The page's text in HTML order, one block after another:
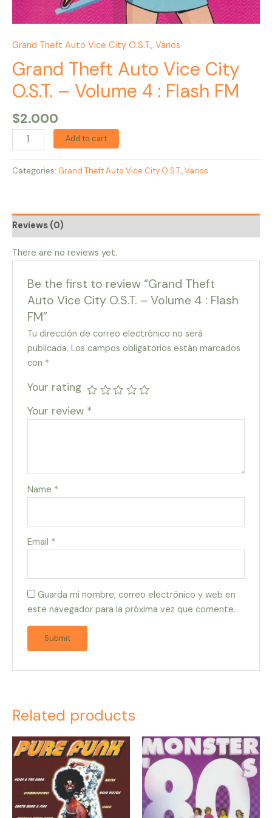
Grand Theft Auto Vice City O.S.T., Varios
Grand Theft Auto Vice City
O.S.T. – Volume 4 : Flash FM
$2.000
Add to cart
Categories: Grand Theft Auto Vice City O.S.T.,Varios
Reviews (0)
There are no reviews yet.
Be the first to review “Grand Theft
Auto Vice City O.S.T. – Volume 4 : Flash
FM”
Tu dirección de correo electrónico no será
publicada. Los campos obligatorios están marcados
con *
Your rating
Your review *
Name *
Email *
Guarda mi nombre, correo electrónico y web en
este navegador para la próxima vez que comente.
Related products